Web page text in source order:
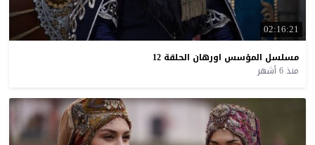
02:16:21
مسلسل المؤسس اورهان الحلقة 12
منذ 6 أشهر